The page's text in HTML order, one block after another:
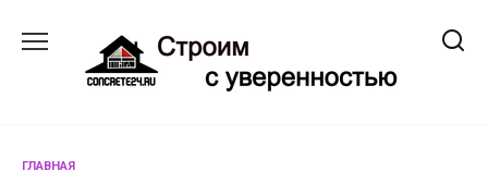
содержанию
ГЛАВНАЯ